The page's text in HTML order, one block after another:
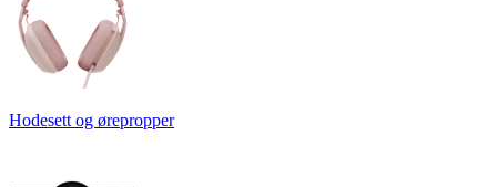
Hodesett og ørepropper